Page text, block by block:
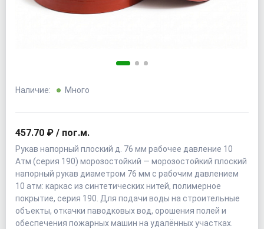
Наличие: Много
457.70 ₽ / пог.м.
Рукав напорный плоский д. 76 мм рабочее давление 10
Атм (серия 190) морозостойкий — морозостойкий плоский
напорный рукав диаметром 76 мм с рабочим давлением
10 атм: каркас из синтетических нитей, полимерное
покрытие, серия 190. Для подачи воды на строительные
объекты, откачки паводковых вод, орошения полей и
обеспечения пожарных машин на удалённых участках.